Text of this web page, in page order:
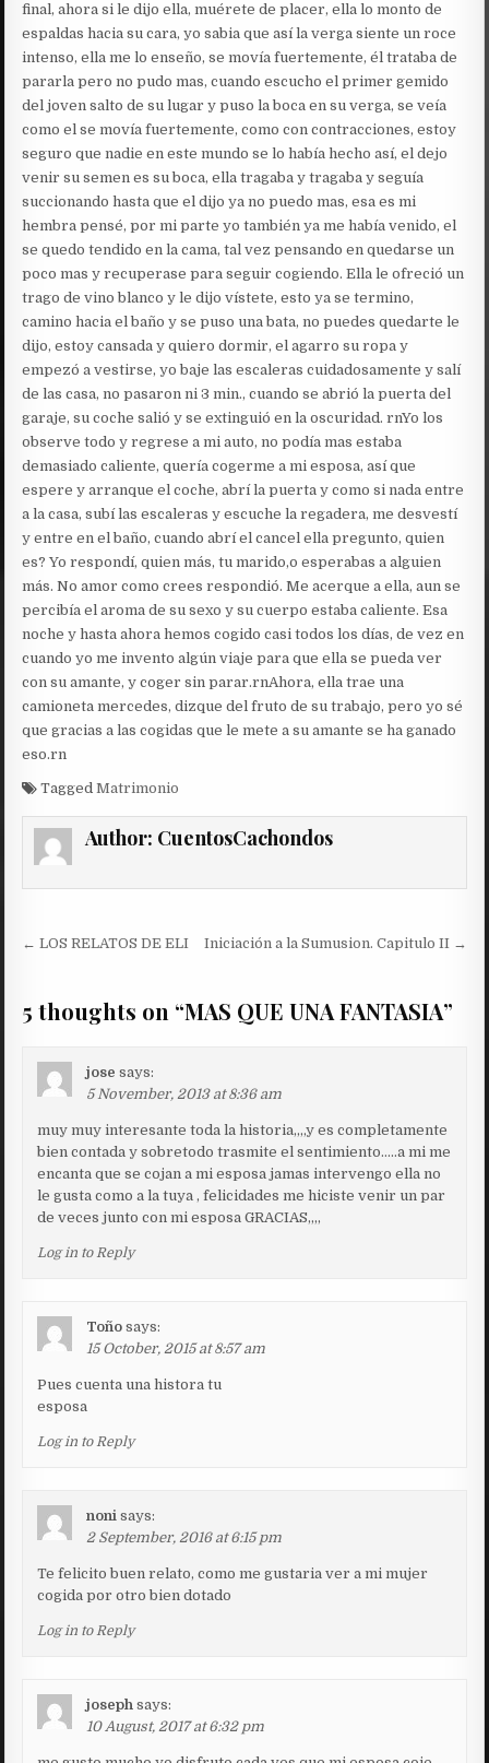
final, ahora si le dijo ella, muérete de placer, ella lo monto de
espaldas hacia su cara, yo sabia que así la verga siente un roce
intenso, ella me lo enseño, se movía fuertemente, él trataba de
pararla pero no pudo mas, cuando escucho el primer gemido
del joven salto de su lugar y puso la boca en su verga, se veía
como el se movía fuertemente, como con contracciones, estoy
seguro que nadie en este mundo se lo había hecho así, el dejo
venir su semen es su boca, ella tragaba y tragaba y seguía
succionando hasta que el dijo ya no puedo mas, esa es mi
hembra pensé, por mi parte yo también ya me había venido, el
se quedo tendido en la cama, tal vez pensando en quedarse un
poco mas y recuperase para seguir cogiendo. Ella le ofreció un
trago de vino blanco y le dijo vístete, esto ya se termino,
camino hacia el baño y se puso una bata, no puedes quedarte le
dijo, estoy cansada y quiero dormir, el agarro su ropa y
empezó a vestirse, yo baje las escaleras cuidadosamente y salí
de las casa, no pasaron ni 3 min., cuando se abrió la puerta del
garaje, su coche salió y se extinguió en la oscuridad. rnYo los
observe todo y regrese a mi auto, no podía mas estaba
demasiado caliente, quería cogerme a mi esposa, así que
espere y arranque el coche, abrí la puerta y como si nada entre
a la casa, subí las escaleras y escuche la regadera, me desvestí
y entre en el baño, cuando abrí el cancel ella pregunto, quien
es? Yo respondí, quien más, tu marido,o esperabas a alguien
más. No amor como crees respondió. Me acerque a ella, aun se
percibía el aroma de su sexo y su cuerpo estaba caliente. Esa
noche y hasta ahora hemos cogido casi todos los días, de vez en
cuando yo me invento algún viaje para que ella se pueda ver
con su amante, y coger sin parar.rnAhora, ella trae una
camioneta mercedes, dizque del fruto de su trabajo, pero yo sé
que gracias a las cogidas que le mete a su amante se ha ganado
eso.rn
TaggedMatrimonio
Author: CuentosCachondos
Post
← LOS RELATOS DE ELI Iniciación a la Sumusion. Capitulo II →
5 thoughts on “MAS QUE UNA FANTASIA”
jose says:
5 November, 2013 at 8:36 am
muy muy interesante toda la historia,,,,y es completamente
bien contada y sobretodo trasmite el sentimiento…..a mi me
encanta que se cojan a mi esposa jamas intervengo ella no
le gusta como a la tuya , felicidades me hiciste venir un par
de veces junto con mi esposa GRACIAS,,,,
Log in to Reply
Toño says:
15 October, 2015 at 8:57 am
Pues cuenta una histora tu
esposa
Log in to Reply
noni says:
2 September, 2016 at 6:15 pm
Te felicito buen relato, como me gustaria ver a mi mujer
cogida por otro bien dotado
Log in to Reply
joseph says:
10 August, 2017 at 6:32 pm